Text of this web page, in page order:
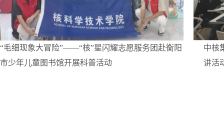
“毛细现象大冒险”——“核”星闪耀志愿服务团赴衡阳
市少年儿童图书馆开展科普活动
中核
讲活